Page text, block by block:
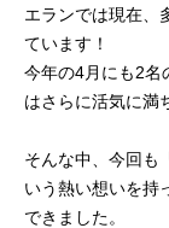
エランでは現在、
ています！
今年の4月にも2名
はさらに活気に満
そんな中、今回も
いう熱い想いを持
できました。